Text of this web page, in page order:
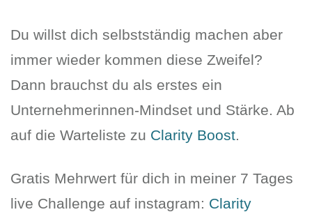
Du willst dich selbstständig machen aber
immer wieder kommen diese Zweifel?
Dann brauchst du als erstes ein
Unternehmerinnen-Mindset und Stärke. Ab
auf die Warteliste zu Clarity Boost.
Gratis Mehrwert für dich in meiner 7 Tages
live Challenge auf instagram: Clarity